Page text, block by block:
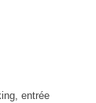
entrée